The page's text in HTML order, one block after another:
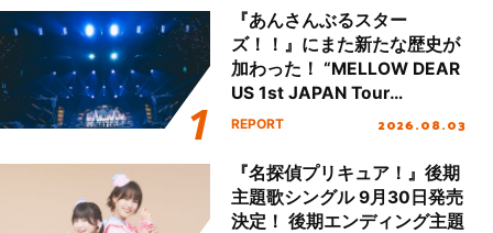
『あんさんぶるスター
ズ！！』にまた新たな歴史が
加わった！ “MELLOW DEAR
US 1st JAPAN Tour
Final「NICE to meet YOU
ート!!
REPORT 2026.08.03
『名探偵プリキュア！』後期
主題歌シングル 9月30日発売
決定！ 後期エンディング主題